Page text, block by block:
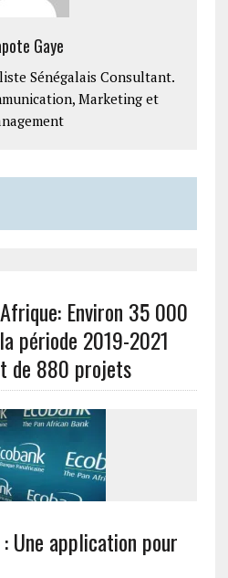
Gaye
Sénégalais Consultant.
Marketing et
Environ 35 000
période 2019-2021
de 880 projets
Une application pour